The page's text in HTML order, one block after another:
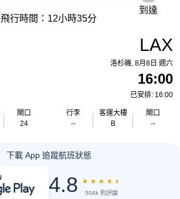
閘口
24
飛行時間：12小時35分
到達
LAX
洛杉磯, 8月8日 週六
16:00
已安排: 16:00
行李
--
客運大樓
B
閘口
--
下載 App 追蹤航班狀態
4.8 ★ ★ ★ ★ ★
504k 則評論